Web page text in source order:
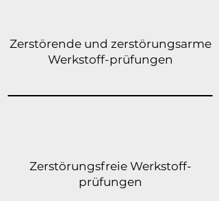
Zerstörende und zerstörungsarme
Werkstoff-prüfungen
Zerstörungsfreie Werkstoff-
prüfungen